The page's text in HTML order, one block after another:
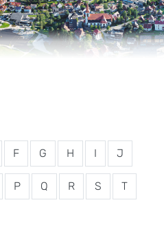
F G H I J
P Q R S T